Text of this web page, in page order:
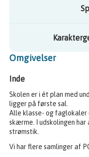
Omgivelser
Inde
Skolen er i ét plan med
ligger på første sal.
Alle klasse- og faglokaler
skærme. I udskolingen
strømstik.
Vi har flere samlinger af